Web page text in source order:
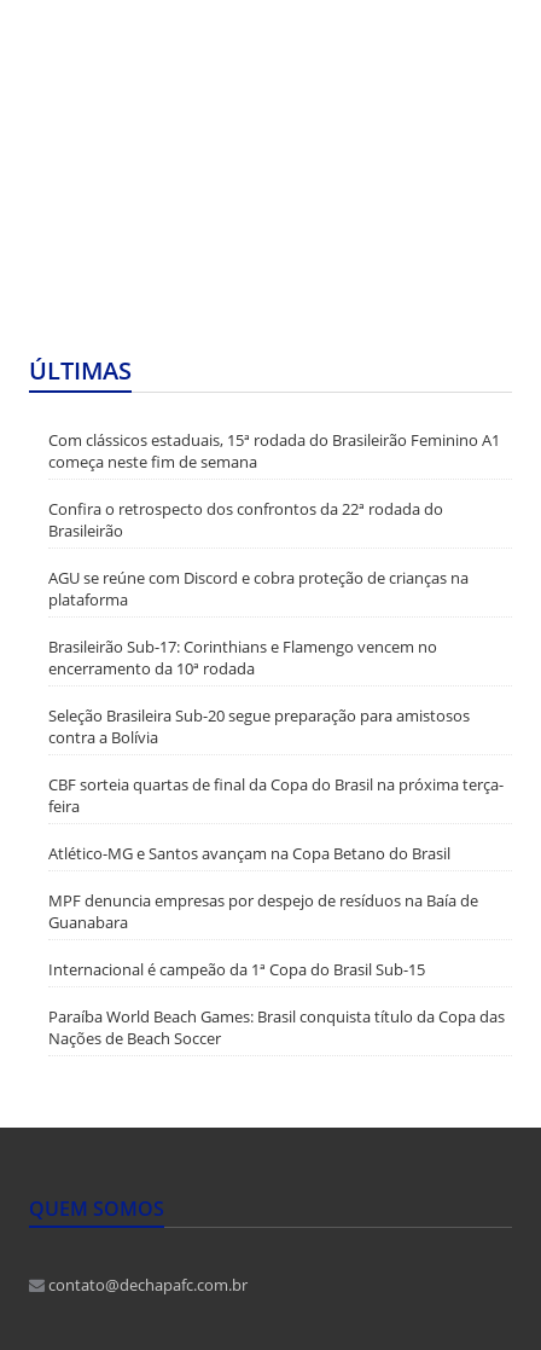
ÚLTIMAS
Com clássicos estaduais, 15ª rodada do Brasileirão Feminino A1
começa neste fim de semana
Confira o retrospecto dos confrontos da 22ª rodada do
Brasileirão
AGU se reúne com Discord e cobra proteção de crianças na
plataforma
Brasileirão Sub-17: Corinthians e Flamengo vencem no
encerramento da 10ª rodada
Seleção Brasileira Sub-20 segue preparação para amistosos
contra a Bolívia
CBF sorteia quartas de final da Copa do Brasil na próxima terça-
feira
Atlético-MG e Santos avançam na Copa Betano do Brasil
MPF denuncia empresas por despejo de resíduos na Baía de
Guanabara
Internacional é campeão da 1ª Copa do Brasil Sub-15
Paraíba World Beach Games: Brasil conquista título da Copa das
Nações de Beach Soccer
QUEM SOMOS
contato@dechapafc.com.br